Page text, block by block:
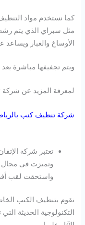
كما نستخدم مواد
مثل سبراي الذي يتم
الأوساخ والغبار ويساعد
ويتم تجفيفها مباشرة بعد
لمعرفة المزيد عن
شركة تنظيف كنب
تعتبر شركة
وتميزت في مجال
واستحقت لقب
نقوم بتنظيف الكنب
التكنولوجية الحديثة